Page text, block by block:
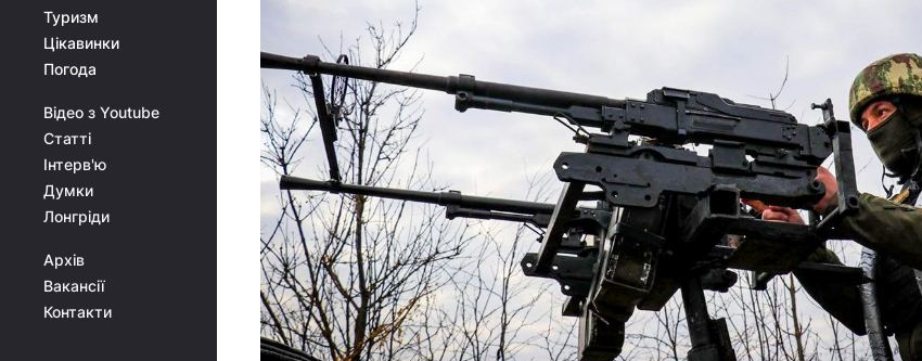
Туризм
Цікавинки
Погода
Відео з Youtube
Статті
Інтерв'ю
Думки
Лонгріди
Архів
Вакансії
Контакти